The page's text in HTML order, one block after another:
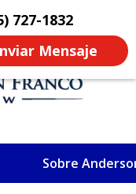
727-1832
Mensaje
English
Sobre